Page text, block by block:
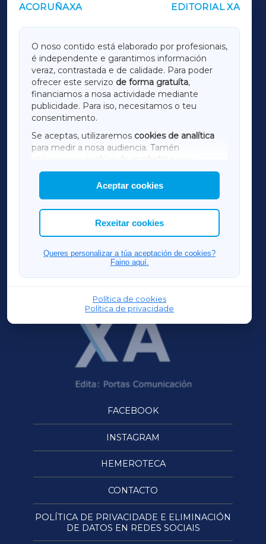
ACORUÑAXA EDITORIAL XA
O noso contido está elaborado por profesionais,
é independente e garantimos información
veraz, contrastada e de calidade. Para poder
ofrecer este servizo de forma gratuíta,
financiamos a nosa actividade mediante
publicidade. Para iso, necesitamos o teu
consentimento.
Se aceptas, utilizaremos cookies de analítica
para medir a nosa audiencia. Tamén
utilizaremos
cookies de marketing
mostrar publicidade de terceiros.
Así mesmo, podes personalizar a elección das
cookies que desexas permitir.
Aceptar cookies
Rexeitar cookies
Queres personalizar a túa aceptación de cookies?
Faino aquí.
Política de cookies
Política de privacidade
OUTROS PERIÓDICOS
LUGOXA
TERRACHAXA
AMARIÑAXA
RIBEIRASACRAXA
ACORUÑAXA
FERROLXA
OURENSEXA
FACEBOOK
INSTAGRAM
HEMEROTECA
CONTACTO
POLÍTICA DE PRIVACIDADE E ELIMINACIÓN
DE DATOS EN REDES SOCIAIS